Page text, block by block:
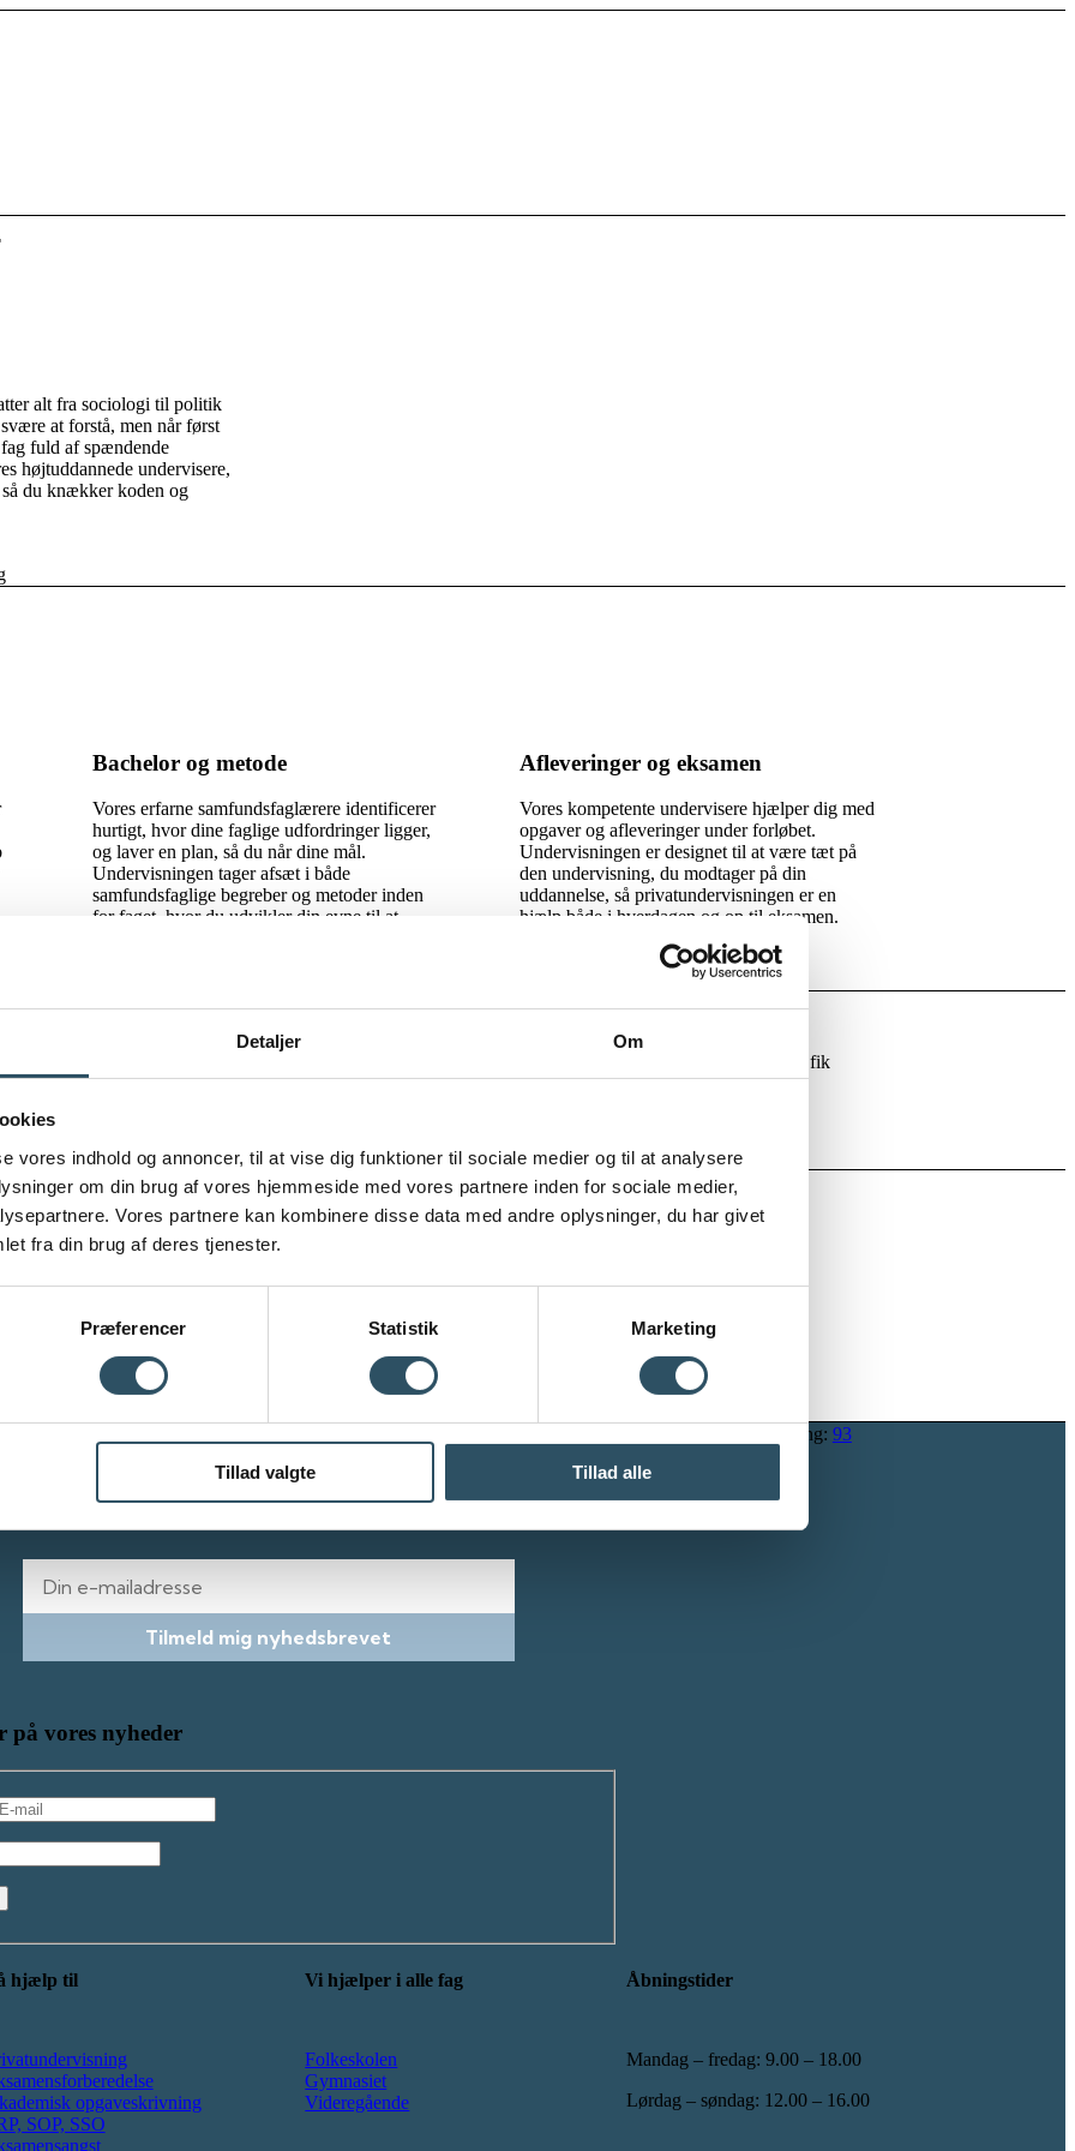
Detaljer Om
vores indhold og annoncer, til at vise dig funktioner til sociale medier og til at analysere
om din brug af vores hjemmeside med vores partnere inden for sociale medier,
Vores partnere kan kombinere disse data med andre oplysninger, du har givet
fra din brug af deres tjenester.
Præferencer Statistik Marketing
Tillad valgte Tillad alle
alt fra sociologi til politik
at forstå, men når først
fuld af spændende
højtuddannede undervisere,
du knækker koden og
Bachelor og metode
Vores erfarne samfundsfaglærere identificerer
hurtigt, hvor dine faglige udfordringer ligger,
og laver en plan, så du når dine mål.
Undervisningen tager afsæt i både
samfundsfaglige begreber og metoder inden
for faget, hvor du udvikler din evne til at
Afleveringer og eksamen
Vores kompetente undervisere hjælper dig med
opgaver og afleveringer under forløbet.
Undervisningen er designet til at være tæt på
den undervisning, du modtager på din
uddannelse, så privatundervisningen er en
hjælp både i hverdagen og op til eksamen.
til at læse op til eksamen og StudieCoachen hjalp mig hurtigt og fik fundet en fantastisk mentor til mig, der fik
Super hjælp og dejlig personlig kommunikation med både mentor og adminstration.”
inden for
Vores undervisere
en anerkendende tilgang til
og indlæringsstil.
teorier og metoder
Tilmeld mig nyhedsbrevet
på vores nyheder
hjælp til
opgaveskrivning
SOP, SSO
Vi hjælper i alle fag
Folkeskolen
Gymnasiet
Videregående
Åbningstider
Mandag – fredag: 9.00 – 18.00
Lørdag – søndag: 12.00 – 16.00
Eller ring: 93